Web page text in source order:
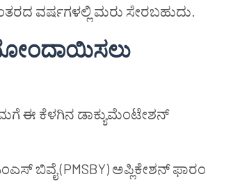
ವರ್ಷಗಳಲ್ಲಿ ಮರು ಸೇರಬಹುದು.
ಈ ಕೆಳಗಿನ ಡಾಕ್ಯುಮೆಂಟೇಶನ್
ಬಿವೈ (PMSBY) ಅಪ್ಲಿಕೇಶನ್ ಫಾರಂ